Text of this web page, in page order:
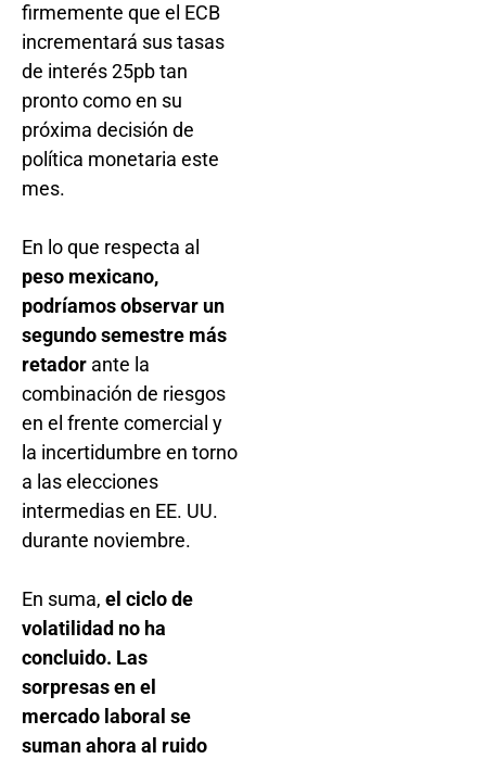
firmemente que el ECB
incrementará sus tasas
de interés 25pb tan
pronto como en su
próxima decisión de
política monetaria este
mes.
En lo que respecta al
peso mexicano,
podríamos observar un
segundo semestre más
retador ante la
combinación de riesgos
en el frente comercial y
la incertidumbre en torno
a las elecciones
intermedias en EE. UU.
durante noviembre.
En suma, el ciclo de
volatilidad no ha
concluido. Las
sorpresas en el
mercado laboral se
suman ahora al ruido